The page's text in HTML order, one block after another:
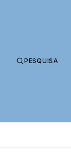
PESQUISA